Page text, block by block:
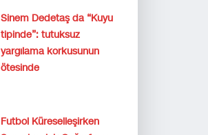
Sinem Dedetaş da “Kuyu
tipinde”: tutuksuz
yargılama korkusunun
ötesinde
Futbol Küreselleşirken